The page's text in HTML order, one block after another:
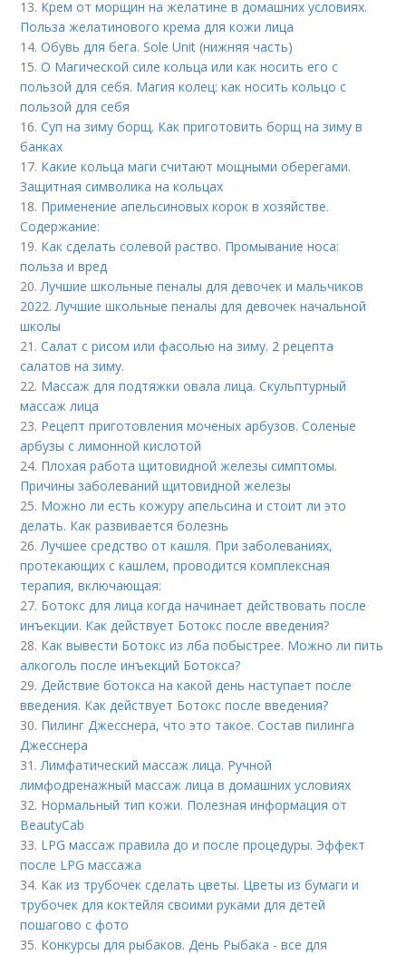
13. Крем от морщин на желатине в домашних условиях.
Польза желатинового крема для кожи лица
14.Обувь для бега. Sole Unit (нижняя часть)
15.О Магической силе кольца или как носить его с
пользой для себя. Магия колец: как носить кольцо с
пользой для себя
16.Суп на зиму борщ. Как приготовить борщ на зиму в
банках
17. Какие кольца маги считают мощными оберегами.
Защитная символика на кольцах
18. Применение апельсиновых корок в хозяйстве.
Содержание:
19. Как сделать солевой раство. Промывание носа:
польза и вред
20.Лучшие школьные пеналы для девочек и мальчиков
2022. Лучшие школьные пеналы для девочек начальной
школы
21.Салат с рисом или фасолью на зиму. 2 рецепта
салатов на зиму.
22. Массаж для подтяжки овала лица. Скульптурный
массаж лица
23. Рецепт приготовления моченых арбузов. Соленые
арбузы с лимонной кислотой
24. Плохая работа щитовидной железы симптомы.
Причины заболеваний щитовидной железы
25. Можно ли есть кожуру апельсина и стоит ли это
делать. Как развивается болезнь
26.Лучшее средство от кашля. При заболеваниях,
протекающих с кашлем, проводится комплексная
терапия, включающая:
27. Ботокс для лица когда начинает действовать после
инъекции. Как действует Ботокс после введения?
28. Как вывести Ботокс из лба побыстрее. Можно ли пить
алкоголь после инъекций Ботокса?
29.Действие ботокса на какой день наступает после
введения. Как действует Ботокс после введения?
30. Пилинг Джесснера, что это такое. Состав пилинга
Джесснера
31.Лимфатический массаж лица. Ручной
лимфодренажный массаж лица в домашних условиях
32. Нормальный тип кожи. Полезная информация от
BeautyCab
33. LPG массаж правила до и после процедуры. Эффект
после LPG массажа
34. Как из трубочек сделать цветы. Цветы из бумаги и
трубочек для коктейля своими руками для детей
пошагово с фото
35. Конкурсы для рыбаков. День Рыбака - все для